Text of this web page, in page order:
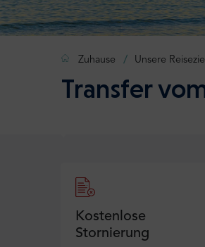
Zuhause Unsere
Transfer
Kostenlose
Stornierung